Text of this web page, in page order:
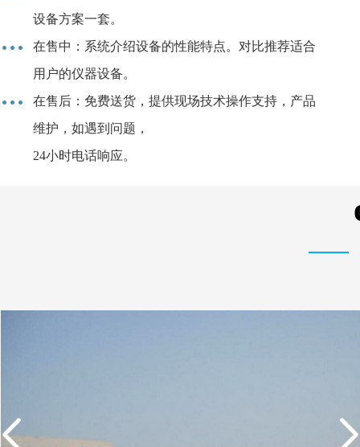
设备方案一套。
在售中：系统介绍设备的性能特点。对比推荐适合
用户的仪器设备。
在售后：免费送货，提供现场技术操作支持，产品
维护，如遇到问题，
24小时电话响应。